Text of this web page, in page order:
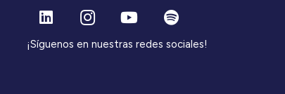
¡Síguenos en nuestras redes sociales!